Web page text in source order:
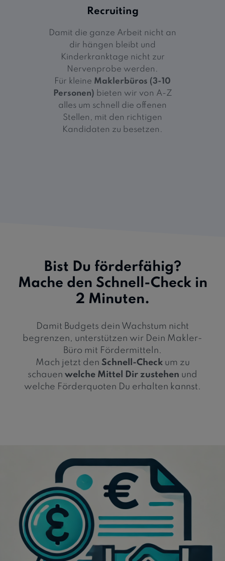
Recruiting
Damit die ganze Arbeit nicht an
dir hängen bleibt und
Kinderkranktage nicht zur
Nervenprobe werden.
Für kleine Maklerbüros (3-10
Personen) bieten wir von A-Z
alles um schnell die offenen
Stellen, mit den richtigen
Kandidaten zu besetzen.
Bist Du förderfähig?
Mache den Schnell-Check in
2 Minuten.
Damit Budgets dein Wachstum nicht
begrenzen, unterstützen wir Dein Makler-
Büro mit Fördermitteln.
Mach jetzt den Schnell-Checkum zu
schauen welche Mittel Dir zustehen und
welche Förderquoten Du erhalten kannst.